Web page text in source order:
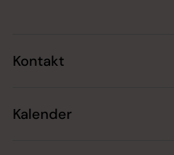
Kontakt
Kalender